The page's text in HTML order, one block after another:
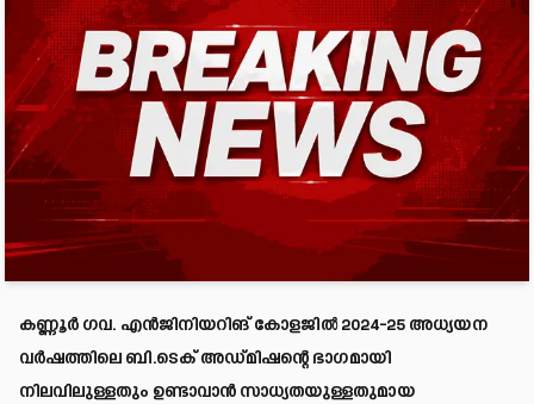
കണ്ണൂർ ഗവ. എൻജിനിയറിങ് കോളജിൽ 2024-25 അധ്യയന
വർഷത്തിലെ ബി.ടെക് അഡ്മിഷന്റെ ഭാഗമായി
നിലവിലുള്ളതും ഉണ്ടാവാൻ സാധ്യതയുള്ളതുമായ